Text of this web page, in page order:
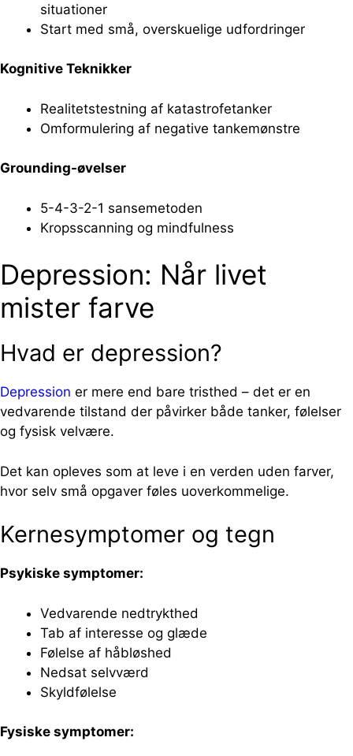
situationer
Start med små, overskuelige udfordringer
Kognitive Teknikker
Realitetstestning af katastrofetanker
Omformulering af negative tankemønstre
Grounding-øvelser
5-4-3-2-1 sansemetoden
Kropsscanning og mindfulness
Depression: Når livet
mister farve
Hvad er depression?
Depression er mere end bare tristhed – det er en
vedvarende tilstand der påvirker både tanker, følelser
og fysisk velvære.
Det kan opleves som at leve i en verden uden farver,
hvor selv små opgaver føles uoverkommelige.
Kernesymptomer og tegn
Psykiske symptomer:
Vedvarende nedtrykthed
Tab af interesse og glæde
Følelse af håbløshed
Nedsat selvværd
Skyldfølelse
Fysiske symptomer: